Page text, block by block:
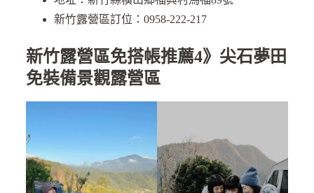
新竹露營區訂位：0958-222-217
新竹露營區免搭帳推薦4》尖石夢田
免裝備景觀露營區